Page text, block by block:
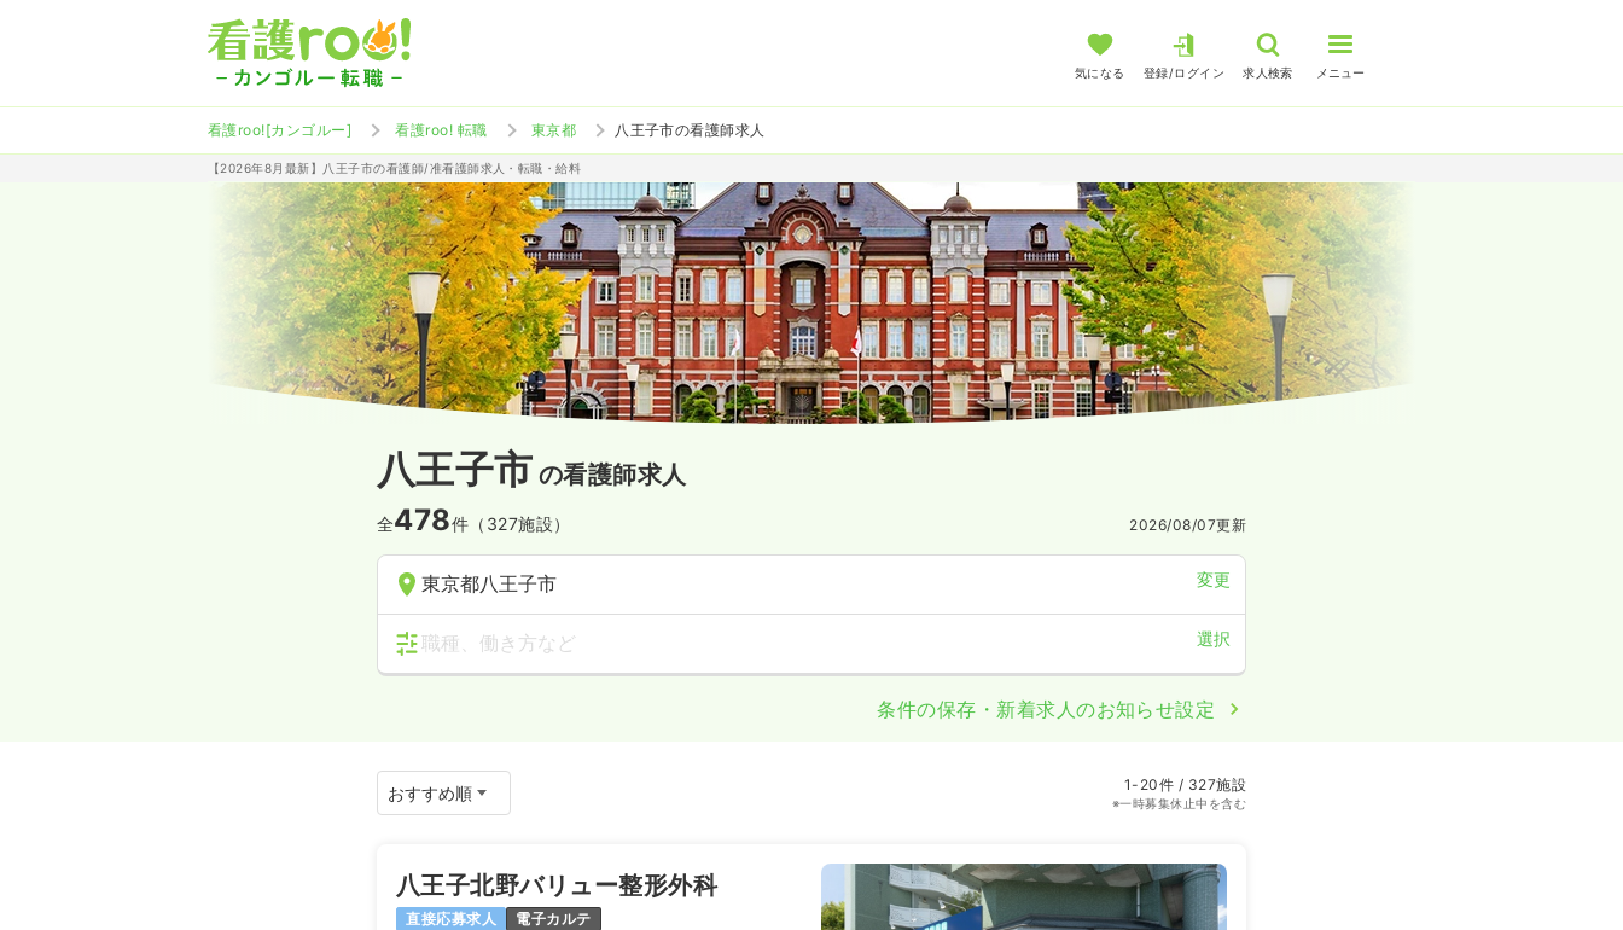
気になる 登録/ログイン 求人検索 メニュー
看護roo![カンゴルー] 看護roo! 転職 東京都 八王子市の看護師求人
【2026年8月最新】八王子市の看護師/准看護師求人・転職・給料
八王子市 の看護師求人
全478件（327施設） 2026/08/07更新
東京都八王子市 変更
職種、働き方など 選択
条件の保存・新着求人のお知らせ設定
1-20件 / 327施設
※一時募集休止中を含む
八王子北野バリュー整形外科
直接応募求人 電子カルテ